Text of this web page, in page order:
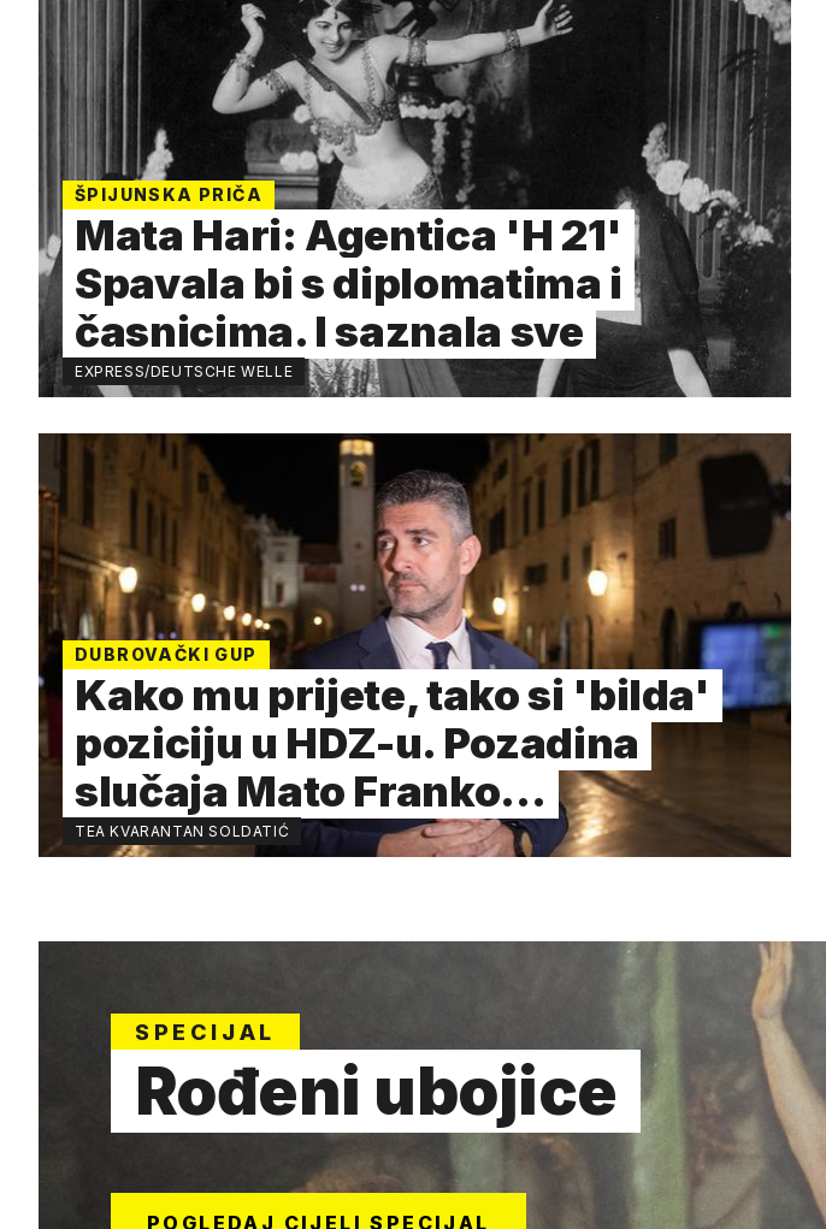
ŠPIJUNSKA PRIČA
Mata Hari: Agentica 'H 21'
Spavala bi s diplomatima i
časnicima. I saznala sve
EXPRESS/DEUTSCHE WELLE
DUBROVAČKI GUP
Kako mu prijete, tako si 'bilda'
poziciju u HDZ-u. Pozadina
slučaja Mato Franko…
TEA KVARANTAN SOLDATIĆ
SPECIJAL
Rođeni ubojice
POGLEDAJ CIJELI SPECIJAL